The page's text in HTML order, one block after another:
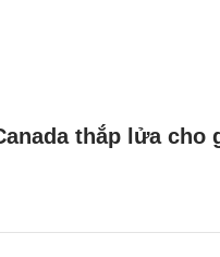
thắp lửa cho